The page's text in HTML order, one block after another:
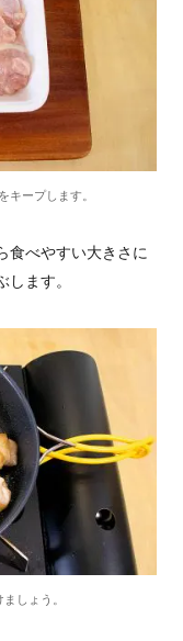
キープします。
食べやすい大きさに
ます。
しょう。